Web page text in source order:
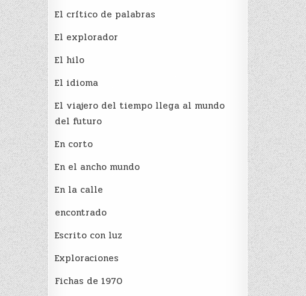
El crí­tico de palabras
El explorador
El hilo
El idioma
El viajero del tiempo llega al mundo
del futuro
En corto
En el ancho mundo
En la calle
encontrado
Escrito con luz
Exploraciones
Fichas de 1970